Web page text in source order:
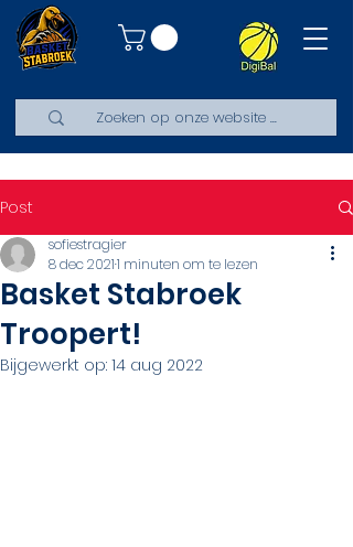
Post
Basket Stabroek
Troopert!
sofiestragier
8 dec 20211 minuten om te lezen
Bijgewerkt op: 14 aug 2022